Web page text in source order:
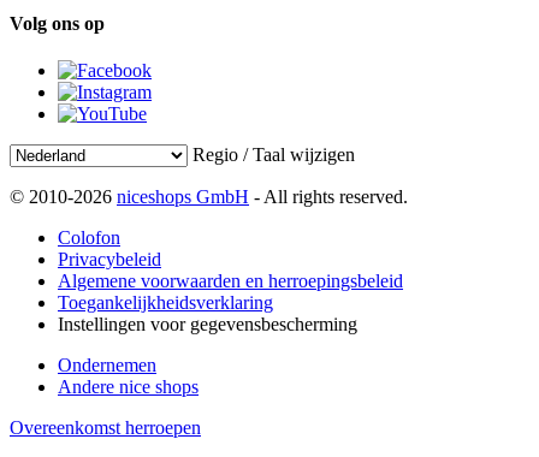
Volg ons op
Regio / Taal wijzigen
© 2010-2026 niceshops GmbH - All rights reserved.
Colofon
Privacybeleid
Algemene voorwaarden en herroepingsbeleid
Toegankelijkheidsverklaring
Instellingen voor gegevensbescherming
Ondernemen
Andere nice shops
Overeenkomst herroepen